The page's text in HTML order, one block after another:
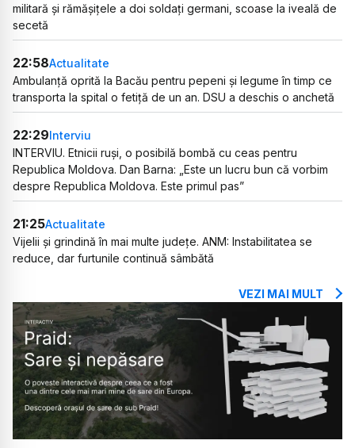
militară și rămășițele a doi soldați germani, scoase la iveală de
secetă
22:58Actualitate
Ambulanță oprită la Bacău pentru pepeni și legume în timp ce
transporta la spital o fetiță de un an. DSU a deschis o anchetă
22:29Interviu
INTERVIU. Etnicii ruși, o posibilă bombă cu ceas pentru
Republica Moldova. Dan Barna: „Este un lucru bun că vorbim
despre Republica Moldova. Este primul pas”
21:25Actualitate
Vijelii și grindină în mai multe județe. ANM: Instabilitatea se
reduce, dar furtunile continuă sâmbătă
VEZI MAI MULT